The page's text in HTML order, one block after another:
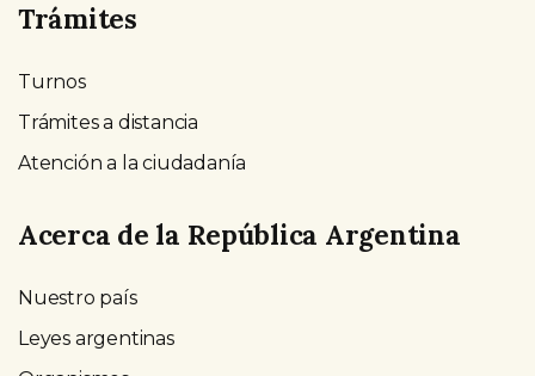
Trámites
Turnos
Trámites a distancia
Atención a la ciudadanía
Acerca de la República Argentina
Nuestro país
Leyes argentinas